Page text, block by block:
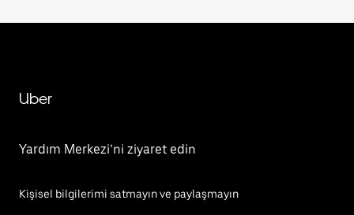
Uber
Yardım Merkezi’ni ziyaret edin
Kişisel bilgilerimi satmayın ve paylaşmayın